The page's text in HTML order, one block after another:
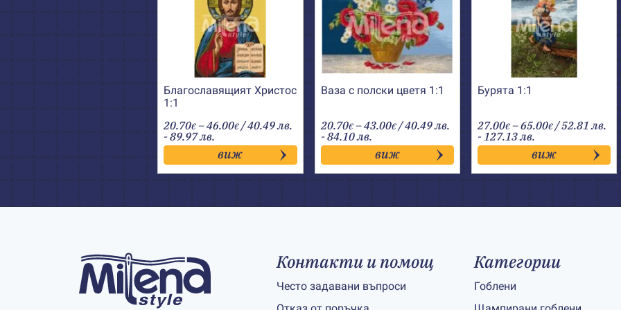
Благославящият Христос
1:1
20.70€ –46.00€Price
range:
20.70€
through
46.00€
/ 40.49 лв.
- 89.97 лв.
виж
Ваза с полски цветя 1:1
20.70€ –43.00€Price
range:
20.70€
through
43.00€
/ 40.49 лв.
- 84.10 лв.
виж
Бурята 1:1
27.00€ –65.00€Price
range:
27.00€
through
65.00€
/ 52.81 лв.
- 127.13 лв.
виж
Контакти и помощ
Често задавани въпроси
Категории
Гоблени